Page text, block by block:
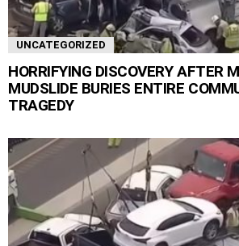
UNCATEGORIZED
HORRIFYING DISCOVERY AFTER
MUDSLIDE BURIES ENTIRE
TRAGEDY